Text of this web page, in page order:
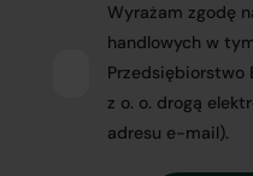
Wyrażam zgodę
handlowych w
Przedsiębiorstwo
z o. o. drogą
adresu e-mail).